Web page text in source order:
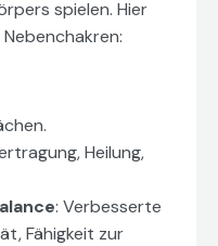
spielen. Hier
Heilung,
: Verbesserte
Fähigkeit zur